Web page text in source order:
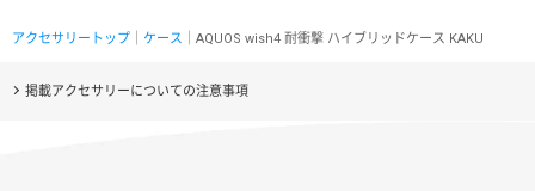
アクセサリートップ ケース ｜AQUOS wish4 耐衝撃 ハイブリッドケース KAKU
掲載アクセサリーについての注意事項